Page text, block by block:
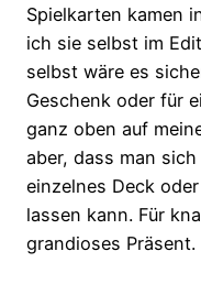
Spielkarten kamen
ich sie selbst im
selbst wäre es
Geschenk oder für
ganz oben auf
aber, dass man
einzelnes Deck
lassen kann. Für
grandioses Präsent.